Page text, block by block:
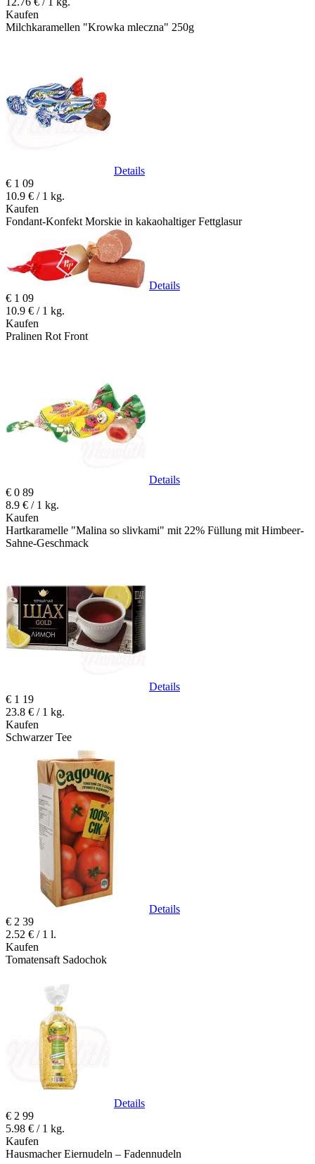
Kaufen
Milchkaramellen "Krowka mleczna" 250g
Details
€ 1 09
10.9 € / 1 kg.
Kaufen
Fondant-Konfekt Morskie in kakaohaltiger Fettglasur
Details
€ 1 09
10.9 € / 1 kg.
Kaufen
Pralinen Rot Front
Details
€ 0 89
8.9 € / 1 kg.
Kaufen
Hartkaramelle "Malina so slivkami" mit 22% Füllung mit Himbeer-
Sahne-Geschmack
Details
€ 1 19
23.8 € / 1 kg.
Kaufen
Schwarzer Tee
Details
€ 2 39
2.52 € / 1 l.
Kaufen
Tomatensaft Sadochok
Details
€ 2 99
5.98 € / 1 kg.
Kaufen
Hausmacher Eiernudeln – Fadennudeln